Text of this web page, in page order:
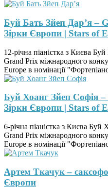
Буй Бать Зйеп Дар’я –
Зірки Європи | Stars of
12-річна піаністка з Києва
Grand Prix міжнародного
Europe в номінації
Буй Хоанг Зйеп Софія
Зірки Європи | Stars of
6-річна піаністка з Києва
Grand Prix міжнародного
Europe в номінації
Артем Ткачук –
Європи